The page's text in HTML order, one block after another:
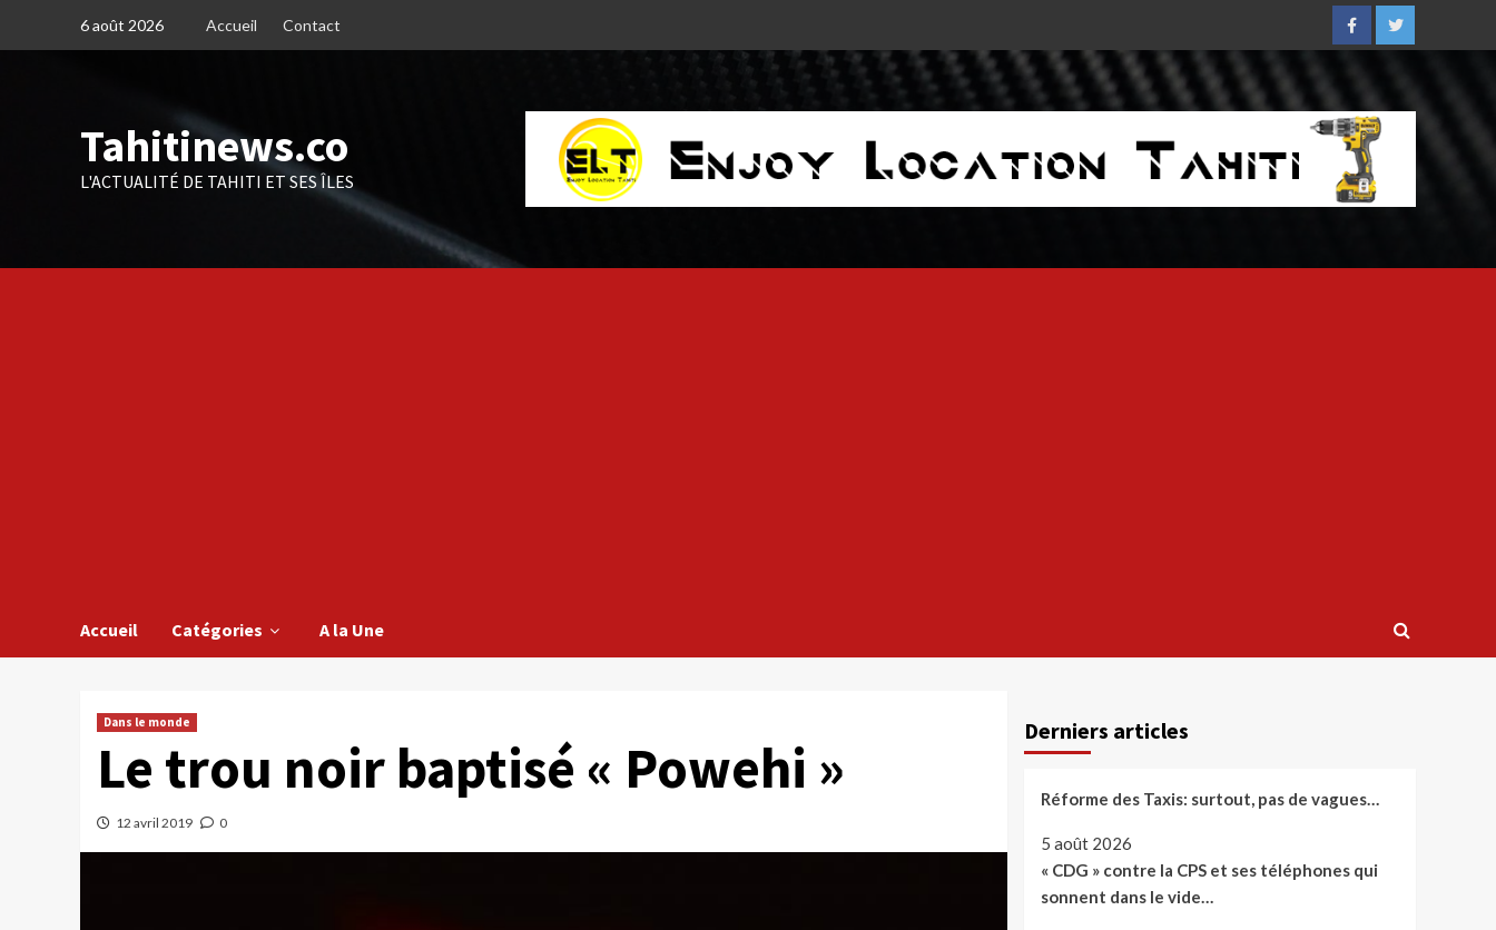
6 août 2026 Accueil Contact
FacebookTwitter
Tahitinews.co
L'ACTUALITÉ DE TAHITI ET SES ÎLES
Accueil Catégories A la Une
Dans le monde
Le trou noir baptisé « Powehi »
12 avril 2019 0
Derniers articles
Réforme des Taxis: surtout, pas de vagues…
5 août 2026
« CDG » contre la CPS et ses téléphones qui
sonnent dans le vide…